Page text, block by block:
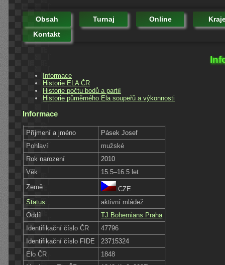
Obsah Turnaj Online
Kontakt
Informace
Historie ELA ČR
Historie počtu bodů a partií
Historie půměrného Ela soupeřů a výkonnosti
Informace
Příjmení a jméno
Pásek Josef
Pohlaví
mužské
Rok narození
2010
Věk
15.5–16.5 let
Země
CZE
Status
aktivní mládež
Oddíl
TJ Bohemians Praha
Identifikační číslo ČR
47796
Identifikační číslo FIDE
23715324
Elo ČR
1848